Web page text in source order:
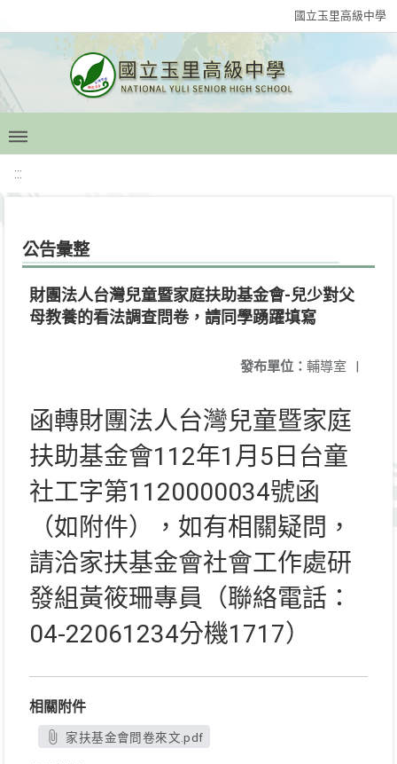
國立玉里高級中學
:::
公告彙整
財團法人台灣兒童暨家庭扶助基金會-兒少對父
母教養的看法調查問卷，請同學踴躍填寫
發布單位： 輔導室 |
函轉財團法人台灣兒童暨家庭
扶助基金會112年1月5日台童
社工字第1120000034號函
（如附件），如有相關疑問，
請洽家扶基金會社會工作處研
發組黃筱珊專員（聯絡電話：
04-22061234分機1717）
相關附件
家扶基金會問卷來文.pdf